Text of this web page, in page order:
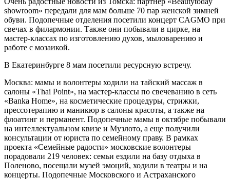
showroom» передали для мам больше 70 пар женской зимней
обуви. Подопечные отделения посетили концерт CAGMO при
свечах в филармонии. Также они побывали в цирке, на
мастер-классах по изготовлению духов, мыловарению и
работе с мозаикой.
В Екатеринбурге 8 мам посетили ресурсную встречу.
Москва: мамы и волонтеры ходили на тайский массаж в
салоны «Thai Point», на мастер-классы по свечеванию в сеть
«Banka Home», на косметические процедуры, стрижки,
прессотерапию и маникюр в салоны красоты, а также на
флоатинг и перманент. Подопечные мамы в октябре побывали
на интеллектуальном квизе и Музлото, а еще получили
консультации от юриста по семейному праву. В рамках
проекта «Семейные радости» московские волонтеры
порадовали 219 человек: семьи ездили на базу отдыха в
Поленово, посещали музей эмоций, ходили в театры и на
концерты. Подопечные Московского и Астраханского